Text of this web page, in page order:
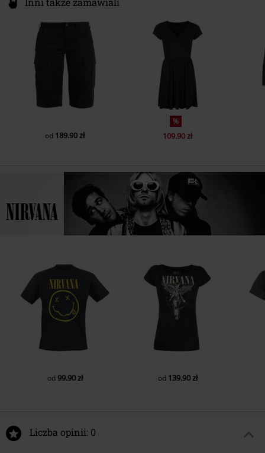
od 189.90 zł
%
109.90 zł
od 99.90 zł od 139.90 zł
Liczba opinii: 0